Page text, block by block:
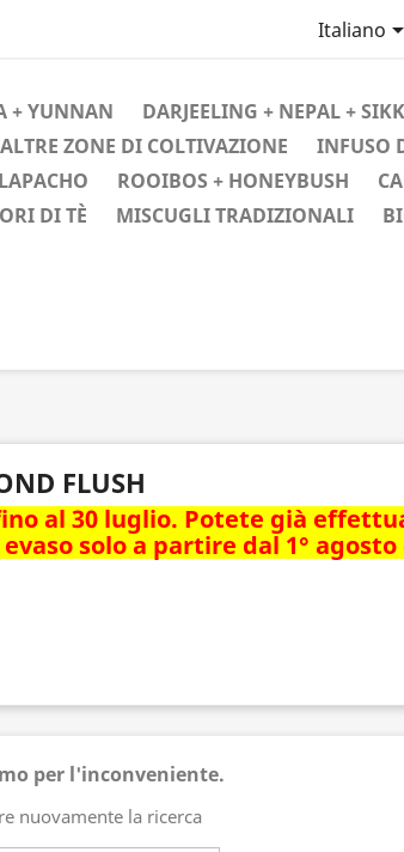
Italiano
+ YUNNAN DARJEELING + NEPAL +
ALTRE ZONE DI COLTIVAZIONE INFUSO
ROOIBOS + HONEYBUSH
DI TÈ MISCUGLI TRADIZIONALI
FLUSH
al 30 luglio. Potete già
solo a partire dal 1°
per l'inconveniente.
nuovamente la ricerca